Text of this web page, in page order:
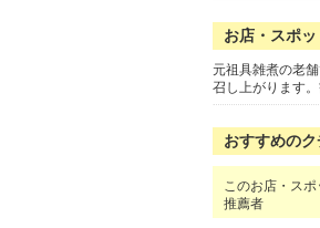
お店・スポ
元祖具雑煮の老
召し上がります
おすすめの
このお店・スポ
推薦者